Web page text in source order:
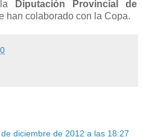
Diputación Provincial de
han colaborado con la Copa.
de diciembre de 2012 a las 18:27